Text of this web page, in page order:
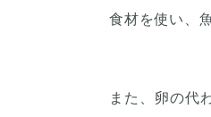
食材を使い、
また、卵の代